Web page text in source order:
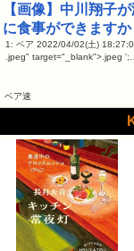
【画像】中川翔子
に食事ができます
1: ベア 2022/04/02(土)
.jpeg" target="_blank">.jpeg ';…
ベア速